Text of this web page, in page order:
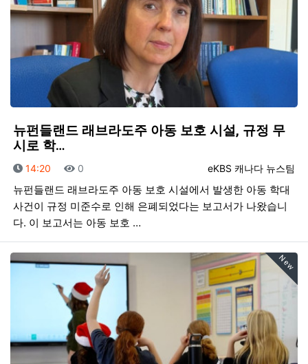
뉴펀들랜드 래브라도주 아동 보호 시설, 규정 무
시로 학…
등록자
eKBS 캐나다 뉴스팀
등록일
14:20 조회
0
뉴펀들랜드 래브라도주 아동 보호 시설에서 발생한 아동 학대
사건이 규정 미준수로 인해 은폐되었다는 보고서가 나왔습니
다. 이 보고서는 아동 보호 …
New